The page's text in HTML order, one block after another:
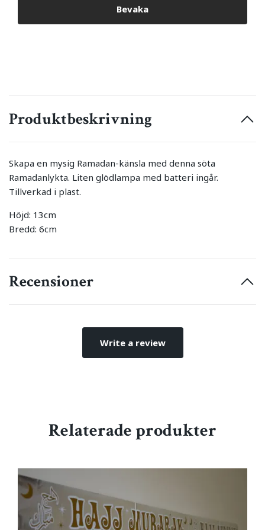
Bevaka
Produktbeskrivning
Skapa en mysig Ramadan-känsla med denna söta
Ramadanlykta. Liten glödlampa med batteri ingår.
Tillverkad i plast.
Höjd: 13cm
Bredd: 6cm
Recensioner
Write a review
Relaterade produkter